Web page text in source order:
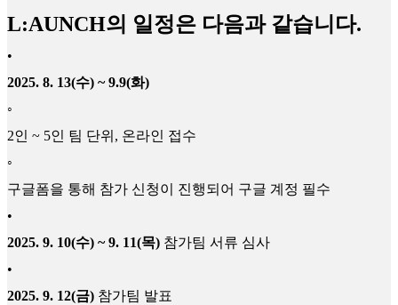
L:AUNCH의 일정은 다음과 같습니다.
•
2025. 8. 13(수) ~ 9.9(화)
◦
2인 ~ 5인 팀 단위, 온라인 접수
◦
구글폼을 통해 참가 신청이 진행되어 구글 계정 필수
•
2025. 9. 10(수) ~ 9. 11(목) 참가팀 서류 심사
•
2025. 9. 12(금) 참가팀 발표